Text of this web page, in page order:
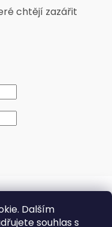
Dalším
souhlas s
chtějí zazářit